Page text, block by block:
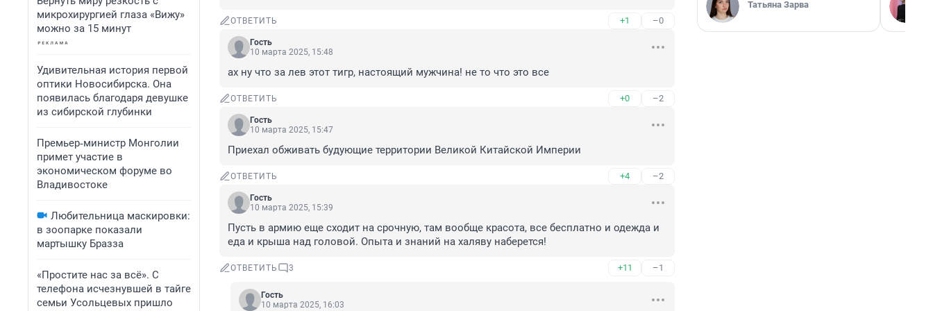
микрохирургией глаза «Вижу»
можно за 15 минут
Удивительная история первой
оптики Новосибирска. Она
появилась благодаря девушке
из сибирской глубинки
Премьер‑министр Монголии
примет участие в
экономическом форуме во
Владивостоке
Любительница маскировки:
в зоопарке показали
мартышку Бразза
«Простите нас за всё». С
телефона исчезнувшей в тайге
семьи Усольцевых пришло
ОТВЕТИТЬ +1 –0
Гость
10 марта 2025, 15:48
ах ну что за лев этот тигр, настоящий мужчина! не то что это все
ОТВЕТИТЬ +0 –2
Гость
10 марта 2025, 15:47
Приехал обживать будующие территории Великой Китайской Империи
ОТВЕТИТЬ +4 –2
Гость
10 марта 2025, 15:39
Пусть в армию еще сходит на срочную, там вообще красота, все бесплатно и одежда и
еда и крыша над головой. Опыта и знаний на халяву наберется!
ОТВЕТИТЬ 3 +11 –1
Гость
10 марта 2025, 16:03
Татьяна Зарва